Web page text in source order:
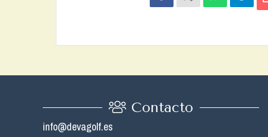
Contacto
info@devagolf.es